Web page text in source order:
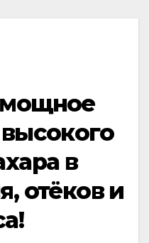
мощное
в
отёков и